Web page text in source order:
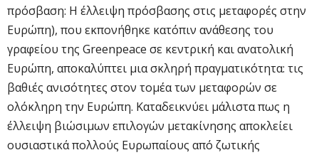
πρόσβαση: Η έλλειψη πρόσβασης στις μεταφορές στην
Ευρώπη), που εκπονήθηκε κατόπιν ανάθεσης του
γραφείου της Greenpeace σε κεντρική και ανατολική
Ευρώπη, αποκαλύπτει μια σκληρή πραγματικότητα: τις
βαθιές ανισότητες στον τομέα των μεταφορών σε
ολόκληρη την Ευρώπη. Καταδεικνύει μάλιστα πως η
έλλειψη βιώσιμων επιλογών μετακίνησης αποκλείει
ουσιαστικά πολλούς Ευρωπαίους από ζωτικής